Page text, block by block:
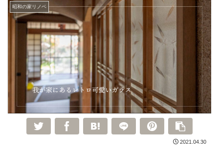
昭和の家リノベ
2021.04.30